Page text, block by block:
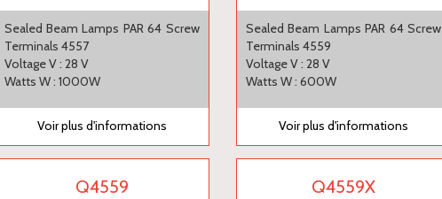
Sealed Beam Lamps PAR 64 Screw
Terminals 4557
Voltage V : 28 V
Watts W : 1000W
Voir plus d'informations
Sealed Beam Lamps PAR 64 Screw
Terminals 4559
Voltage V : 28 V
Watts W : 600W
Voir plus d'informations
Q4559 Q4559X